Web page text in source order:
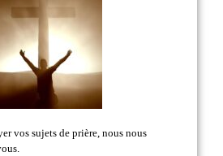
vos sujets de prière, nous nous